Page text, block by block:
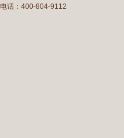
电话：400-804-9112